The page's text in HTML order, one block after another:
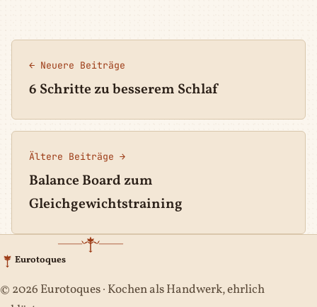
← Neuere Beiträge
6 Schritte zu besserem Schlaf
Ältere Beiträge →
Balance Board zum
Gleichgewichtstraining
Eurotoques
© 2026 Eurotoques · Kochen als Handwerk, ehrlich